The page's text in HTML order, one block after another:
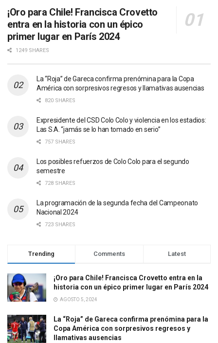
¡Oro para Chile! Francisca Crovetto
entra en la historia con un épico
primer lugar en París 2024
1249 SHARES
La “Roja” de Gareca confirma prenómina para la Copa
América con sorpresivos regresos y llamativas ausencias
820 SHARES
Expresidente del CSD Colo Colo y violencia en los estadios:
Las S.A. “jamás se lo han tomado en serio”
757 SHARES
Los posibles refuerzos de Colo Colo para el segundo
semestre
728 SHARES
La programación de la segunda fecha del Campeonato
Nacional 2024
723 SHARES
Trending Comments Latest
¡Oro para Chile! Francisca Crovetto entra en la
historia con un épico primer lugar en París 2024
AGOSTO 5, 2024
La “Roja” de Gareca confirma prenómina para la
Copa América con sorpresivos regresos y
llamativas ausencias